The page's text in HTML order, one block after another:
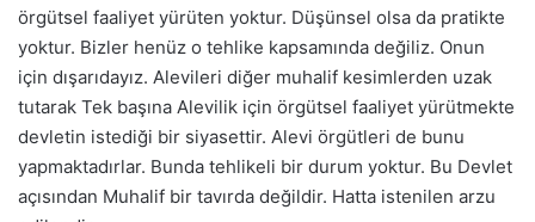
örgütsel faaliyet yürüten yoktur. Düşünsel olsa da pratikte
yoktur. Bizler henüz o tehlike kapsamında değiliz. Onun
için dışarıdayız. Alevileri diğer muhalif kesimlerden uzak
tutarak Tek başına Alevilik için örgütsel faaliyet yürütmekte
devletin istediği bir siyasettir. Alevi örgütleri de bunu
yapmaktadırlar. Bunda tehlikeli bir durum yoktur. Bu Devlet
açısından Muhalif bir tavırda değildir. Hatta istenilen arzu